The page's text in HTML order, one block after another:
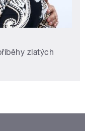
zlatých